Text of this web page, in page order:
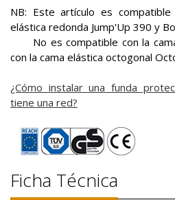
NB: Este artículo es compatible
elástica redonda Jump'Up 390 y
No es compatible con la
con la cama elástica octogonal
¿Cómo instalar una funda
tiene una red?
Ficha Técnica